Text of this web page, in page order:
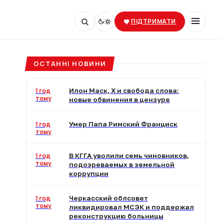
ПІДТРИМАТИ
ОСТАННІ НОВИНИ
1 год
тому
Илон Маск, X и свобода слова:
новые обвинения в цензуре
1 год
тому
Умер Папа Римский Франциск
1 год
тому
В КГГА уволили семь чиновников,
подозреваемых в земельной
коррупции
1 год
тому
Черкасский облсовет
ликвидировал МСЭК и поддержал
реконструкцию больницы